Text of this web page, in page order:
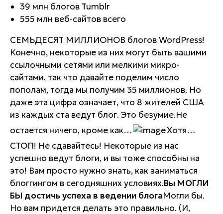
39 млн блогов Tumblr
555 млн веб-сайтов всего
СЕМЬДЕСЯТ МИЛЛИОНОВ блогов WordPress!
Конечно, некоторые из них могут быть вашими
ссылочными сетями или мелкими микро-
сайтами, так что давайте поделим число
пополам, тогда мы получим 35 миллионов. Но
даже эта цифра означает, что 8 жителей США
из каждых ста ведут блог. Это безумие.Не
остается ничего, кроме как…
Хотя…
СТОП! Не сдавайтесь! Некоторые из нас
успешно ведут блоги, и вы тоже способны на
это! Вам просто нужно знать, как заниматься
блоггингом в сегодняшних условиях.Вы МОГЛИ
БЫ достичь успеха в ведении блогаМогли бы.
Но вам придется делать это правильно. (И,